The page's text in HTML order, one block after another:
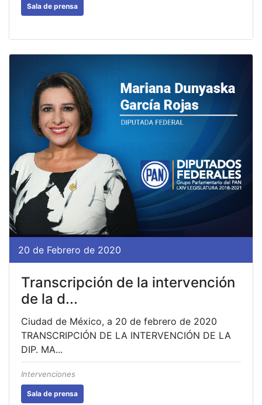
Sala de prensa
20 de Febrero de 2020
Transcripción de la intervención
de la d...
Ciudad de México, a 20 de febrero de 2020
TRANSCRIPCIÓN DE LA INTERVENCIÓN DE LA
DIP. MA...
Intervenciones
Sala de prensa